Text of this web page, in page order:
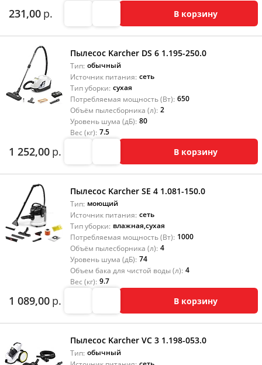
231,00 р. В корзину
Пылесос Karcher DS 6 1.195-250.0
Тип: обычный
Источник питания: сеть
Тип уборки: сухая
Потребляемая мощность (Вт): 650
Объём пылесборника (л): 2
Уровень шума (дБ): 80
Вес (кг): 7.5
1 252,00 р. В корзину
Пылесос Karcher SE 4 1.081-150.0
Тип: моющий
Источник питания: сеть
Тип уборки: влажная,сухая
Потребляемая мощность (Вт): 1000
Объём пылесборника (л): 4
Уровень шума (дБ): 74
Объем бака для чистой воды (л): 4
Вес (кг): 9.7
1 089,00 р. В корзину
Пылесос Karcher VC 3 1.198-053.0
Тип: обычный